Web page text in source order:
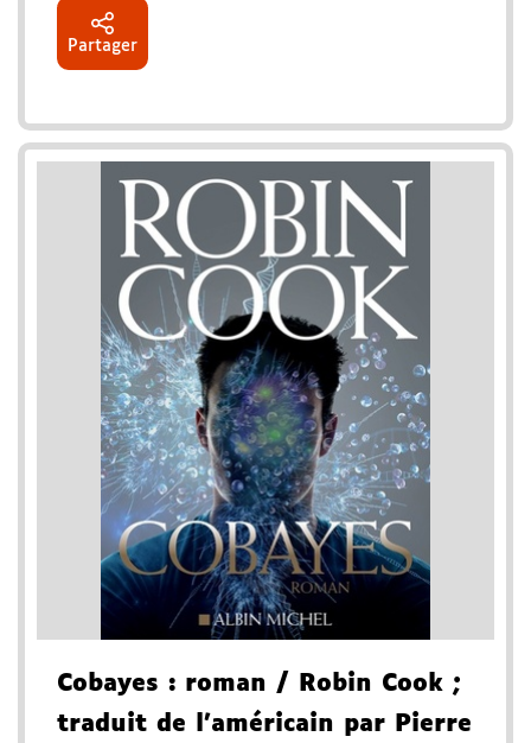
Partager
Cobayes : roman / Robin Cook ;
traduit de l'américain par Pierre